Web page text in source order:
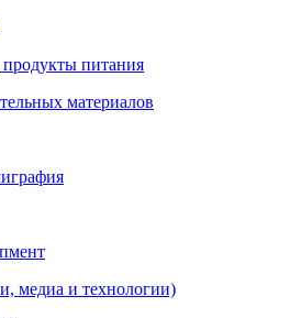
питания
материалов
медиа и технологии)